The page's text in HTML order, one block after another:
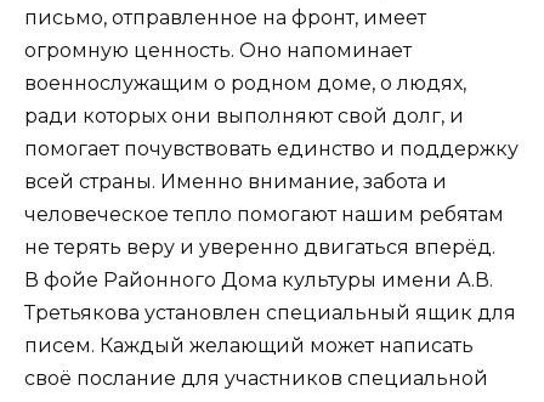
письмо, отправленное на фронт, имеет
огромную ценность. Оно напоминает
военнослужащим о родном доме, о людях,
ради которых они выполняют свой долг, и
помогает почувствовать единство и поддержку
всей страны. Именно внимание, забота и
человеческое тепло помогают нашим ребятам
не терять веру и уверенно двигаться вперёд.
В фойе Районного Дома культуры имени А.В.
Третьякова установлен специальный ящик для
писем. Каждый желающий может написать
своё послание для участников специальной